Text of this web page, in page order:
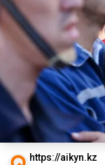
https://aikyn.kz